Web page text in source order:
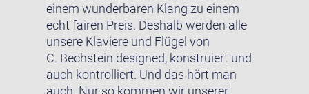
einem wunderbaren Klang zu einem
echt fairen Preis. Deshalb werden alle
unsere Klaviere und Flügel von
C. Bechstein designed, konstruiert und
auch kontrolliert. Und das hört man
auch. Nur so kommen wir unserer